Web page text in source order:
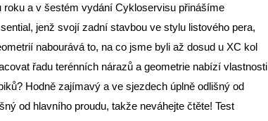
a v šestém vydání Cykloservisu přinášíme
jenž svojí zadní stavbou ve stylu listového pera,
nabourává to, na co jsme byli až dosud u XC kol
řadu terénních nárazů a geometrie nabízí vlastnosti
Hodně zajímavý a ve sjezdech úplně odlišný od
od hlavního proudu, takže neváhejte čtěte! Test